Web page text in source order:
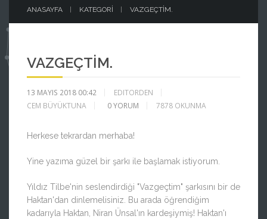
ANASAYFA KATEGORI VAZGEÇTIM.
VAZGEÇTIM.
13 MAYIS 2018 00:42
EDITORDEN
CEM BÜYÜKTUNA
0YORUM 7878 OKUNMA
Herkese tekrardan merhaba!
Yine yazıma güzel bir şarkı ile başlamak istiyorum.
Yıldız Tilbe'nin seslendirdiği "Vazgeçtim" şarkısını bir de
Haktan'dan dinlemelisiniz. Bu arada öğrendiğim
kadarıyla Haktan, Niran Ünsal'ın kardeşiymiş! Haktan'ı